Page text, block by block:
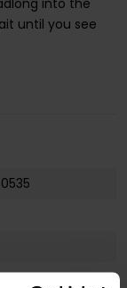
until you see